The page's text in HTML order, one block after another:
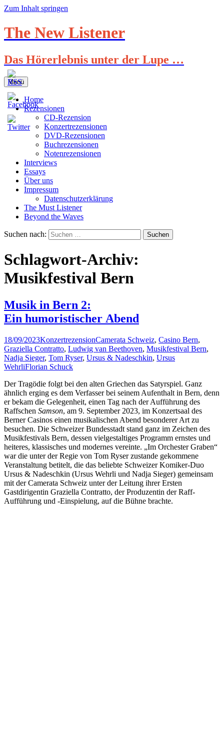
Zum Inhalt springen
The New Listener
Das Hörerlebnis unter der Lupe …
Menü
Home
Rezensionen
CD-Rezension
Konzertrezensionen
DVD-Rezensionen
Buchrezensionen
Notenrezensionen
Interviews
Essays
Über uns
Impressum
Datenschutzerklärung
The Must Listener
Beyond the Waves
Suchen nach:
Schlagwort-Archiv:
Musikfestival Bern
Musik in Bern 2:
Ein humoristischer Abend
18/09/2023KonzertrezensionCamerata Schweiz, Casino Bern,
Graziella Contratto, Ludwig van Beethoven, Musikfestival Bern,
Nadja Sieger, Tom Ryser, Ursus & Nadeschkin, Ursus
WehrliFlorian Schuck
Der Tragödie folgt bei den alten Griechen das Satyrspiel. Ganz
ähnlich erging es dem Verfasser bei seinem Aufenthalt in Bern, denn
er bekam die Gelegenheit, einen Tag nach der Aufführung des
Raffschen Samson, am 9. September 2023, im Konzertsaal des
Berner Casinos einen musikalischen Abend besonderer Art zu
besuchen. Die Schweizer Bundesstadt stand ganz im Zeichen des
Musikfestivals Bern, dessen vielgestaltiges Programm ernstes und
heiteres, klassisches und modernes vereinte. „Im Orchester Graben“
war die unter der Regie von Tom Ryser zustande gekommene
Veranstaltung betitelt, die das beliebte Schweizer Komiker-Duo
Ursus & Nadeschkin (Ursus Wehrli und Nadja Sieger) gemeinsam
mit der Camerata Schweiz unter der Leitung ihrer Ersten
Gastdirigentin Graziella Contratto, der Produzentin der Raff-
Aufführung und -Einspielung, auf die Bühne brachte.